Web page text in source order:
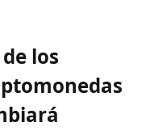
los